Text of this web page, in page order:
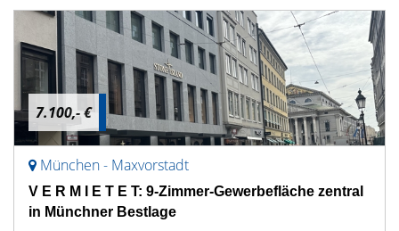
7.100,- €
München - Maxvorstadt
V E R M I E T E T: 9-Zimmer-Gewerbefläche zentral
in Münchner Bestlage